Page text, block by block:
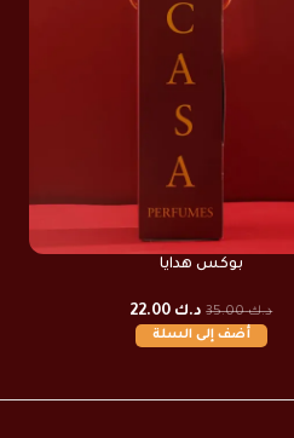
بوكس هدايا
د.ك35.00 د.ك
أضف إلى السلة